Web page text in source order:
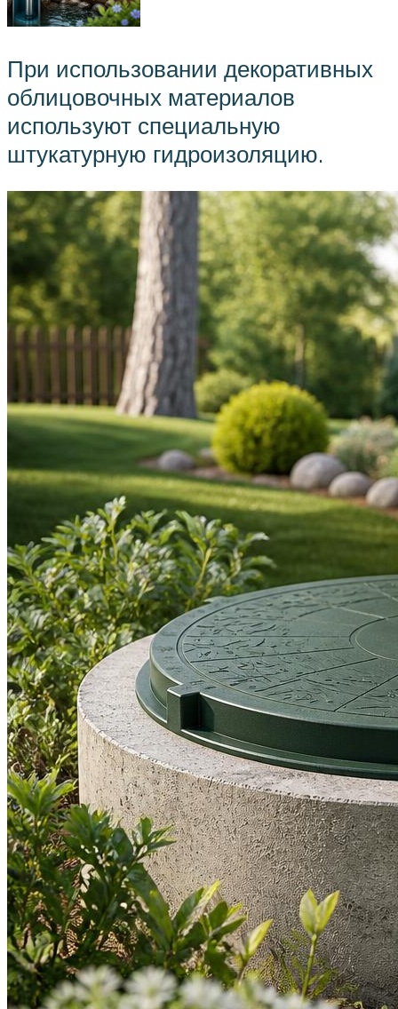
При использовании декоративных
облицовочных материалов
используют специальную
штукатурную гидроизоляцию.